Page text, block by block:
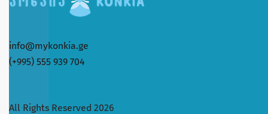
info@mykonkia.ge
(+995) 555 939 704
All Rights Reserved 2026